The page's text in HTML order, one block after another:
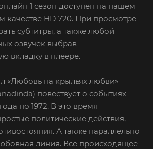
1 сезон доступен на нашем
качестве HD 720. При просмотре
субтитры, а также любой
озвучек выбрав
вкладку в плеере.
«Любовь на крыльях любви»
повествует о событиях
по 1972. В это время
политические действия,
А также параллельно
линия. Все происходящее